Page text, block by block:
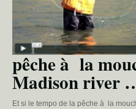
pêche à la
Madison river
Et si le tempo de la pêche à la